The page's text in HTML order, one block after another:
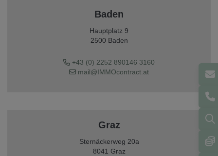
Baden
Hauptplatz 9
2500 Baden
+43 (0) 2252 890146 3160
mail@IMMOcontract.at
Graz
Sternäckerweg 20a
8041 Graz